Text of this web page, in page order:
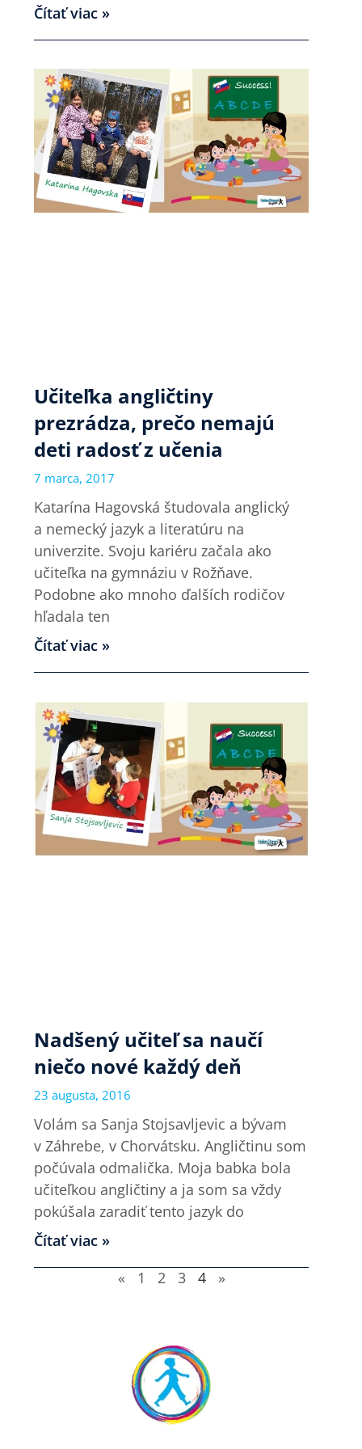
Čítať viac »
Učiteľka angličtiny
prezrádza, prečo nemajú
deti radosť z učenia
7 marca, 2017
Katarína Hagovská študovala anglický
a nemecký jazyk a literatúru na
univerzite. Svoju kariéru začala ako
učiteľka na gymnáziu v Rožňave.
Podobne ako mnoho ďalších rodičov
hľadala ten
Čítať viac »
Nadšený učiteľ sa naučí
niečo nové každý deň
23 augusta, 2016
Volám sa Sanja Stojsavljevic a bývam
v Záhrebe, v Chorvátsku. Angličtinu som
počúvala odmalička. Moja babka bola
učiteľkou angličtiny a ja som sa vždy
pokúšala zaradiť tento jazyk do
Čítať viac »
«
1 2 3 4 »